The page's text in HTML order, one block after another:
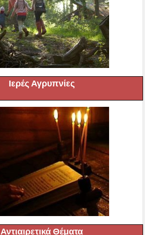
Ιερές Αγρυπνίες
Αντιαιρετικά Θέματα